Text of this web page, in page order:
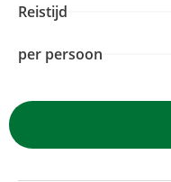
Reistijd
per persoon